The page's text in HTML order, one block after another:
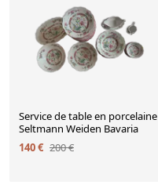
Service de table en porcelaine
Seltmann Weiden Bavaria
140 € 200 €